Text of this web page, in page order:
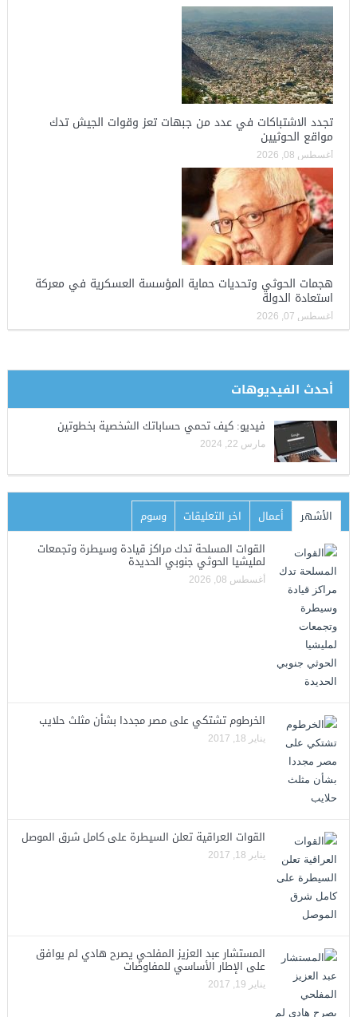
تجدد الاشتباكات في عدد من جبهات تعز وقوات الجيش تدك
مواقع الحوثيين
أغسطس 08, 2026
هجمات الحوثي وتحديات حماية المؤسسة العسكرية في معركة
استعادة الدولة
أغسطس 07, 2026
أحدث الفيديوهات
فيديو: كيف تحمي حساباتك الشخصية بخطوتين
مارس 22, 2024
الأشهر أعمال اخر التعليقات
وسوم
القوات المسلحة تدك مراكز قيادة وسيطرة وتجمعات
لمليشيا الحوثي جنوبي الحديدة
أغسطس 08, 2026
الخرطوم تشتكي على مصر مجددا بشأن مثلث حلايب
يناير 18, 2017
القوات العراقية تعلن السيطرة على كامل شرق الموصل
يناير 18, 2017
المستشار عبد العزيز المفلحي يصرح هادي لم يوافق
على الإطار الأساسي للمفاوضات
يناير 19, 2017